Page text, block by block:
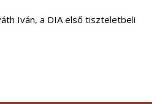
Iván, a DIA első tiszteletbeli